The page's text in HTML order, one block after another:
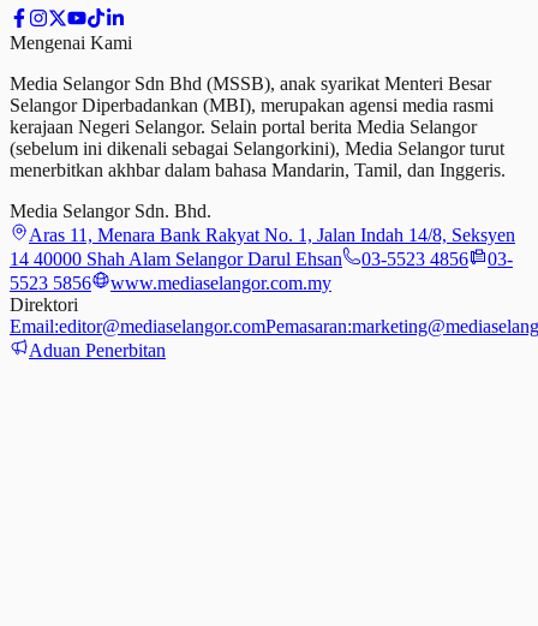
Mengenai Kami
Media Selangor Sdn Bhd (MSSB), anak syarikat Menteri Besar
Selangor Diperbadankan (MBI), merupakan agensi media rasmi
kerajaan Negeri Selangor. Selain portal berita Media Selangor
(sebelum ini dikenali sebagai Selangorkini), Media Selangor turut
menerbitkan akhbar dalam bahasa Mandarin, Tamil, dan Inggeris.
Media Selangor Sdn. Bhd.
Aras 11, Menara Bank Rakyat No. 1, Jalan Indah 14/8, Seksyen
14 40000 Shah Alam Selangor Darul Ehsan
03-5523 4856
03-
5523 5856
www.mediaselangor.com.my
Direktori
Email:editor@mediaselangor.comPemasaran:
Aduan Penerbitan